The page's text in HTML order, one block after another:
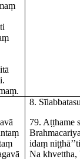
8.
79. Aṭṭhame
idaṃ
Na khvettha,